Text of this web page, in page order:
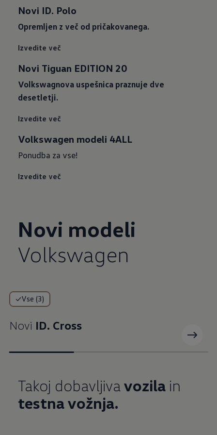
Novi ID. Polo
Opremljen z več od pričakovanega.
Izvedite več
Novi Tiguan EDITION 20
Volkswagnova uspešnica praznuje dve
desetletji.
Izvedite več
Volkswagen modeli 4ALL
Ponudba za vse!
Izvedite več
Novi modeli
Volkswagen
Vse (3)
Novi ID. Cross
Takoj dobavljivavozila in ­
testna vožnja.